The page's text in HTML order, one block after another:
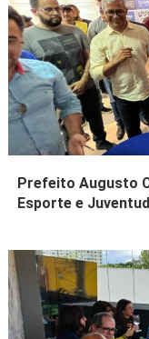
Prefeito Augusto
Esporte e